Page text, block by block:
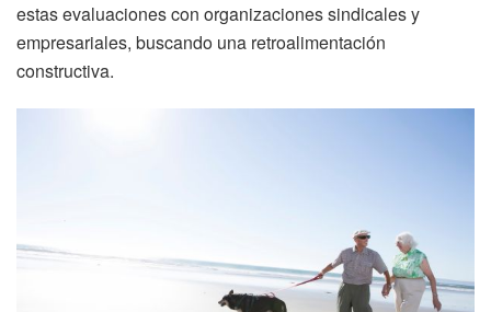
estas evaluaciones con organizaciones sindicales y
empresariales, buscando una retroalimentación
constructiva.